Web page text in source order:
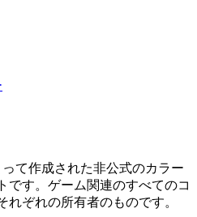
て作成された非公式のカラー
です。ゲーム関連のすべてのコ
れぞれの所有者のものです。